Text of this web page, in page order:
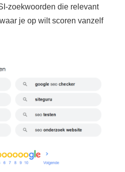
zoekwoorden die relevant
je op wilt scoren vanzelf